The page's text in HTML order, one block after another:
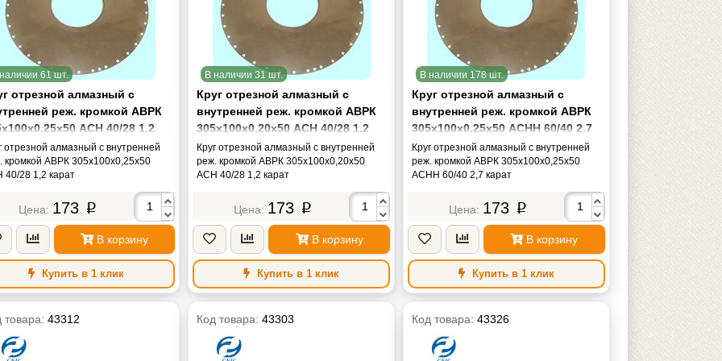
61 шт.
отрезной алмазный с
реж. кромкой АВРК
АСН 40/28 1,2
отрезной алмазный с внутренней
кромкой АВРК 305х100х0,25х50
28 1,2 карат
173 p
В корзину
Купить в 1 клик
В наличии 31 шт.
Круг отрезной алмазный с
внутренней реж. кромкой АВРК
305х100х0,20х50 АСН 40/28 1,2
карат
Круг отрезной алмазный с внутренней
реж. кромкой АВРК 305х100х0,20х50
АСН 40/28 1,2 карат
173 p
В корзину
Купить в 1 клик
В наличии 178 шт.
Круг отрезной алмазный с
внутренней реж. кромкой АВРК
305х100х0,25х50 АСНН 60/40 2,7
карат
Круг отрезной алмазный с внутренней
реж. кромкой АВРК 305х100х0,25х50
АСНН 60/40 2,7 карат
173 p
В корзину
Купить в 1 клик
товара: 43312 Код товара:43303 Код товара:43326